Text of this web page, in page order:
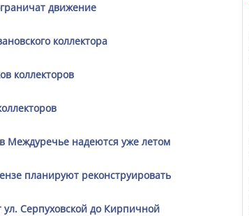
движение
коллектора
коллекторов
Междуречье надеются уже летом
планируют реконструировать
ул. Серпуховской до Кирпичной